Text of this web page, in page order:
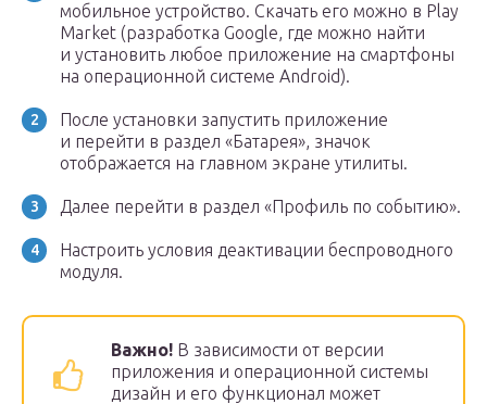
мобильное устройство. Скачать его можно в Play
Market (разработка Google, где можно найти
и установить любое приложение на смартфоны
на операционной системе Android).
После установки запустить приложение
и перейти в раздел «Батарея», значок
отображается на главном экране утилиты.
Далее перейти в раздел «Профиль по событию».
Настроить условия деактивации беспроводного
модуля.
Важно! В зависимости от версии
приложения и операционной системы
дизайн и его функционал может